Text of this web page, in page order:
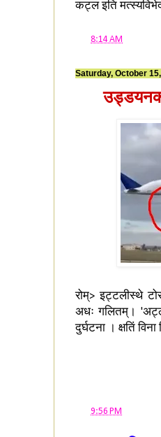
कट्ल इति
8:14 AM
Saturday, October
रोम्> इट्टलीस्थे
अधः गलितम्।
दुर्घटना । क्षतिं
9:56 PM